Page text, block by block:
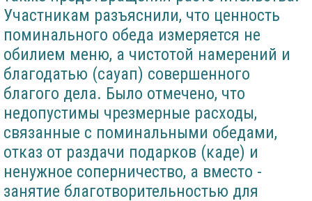
Участникам разъяснили, что ценность
поминального обеда измеряется не
обилием меню, а чистотой намерений и
благодатью (сауап) совершенного
благого дела. Было отмечено, что
недопустимы чрезмерные расходы,
связанные с поминальными обедами,
отказ от раздачи подарков (каде) и
ненужное соперничество, а вместо -
занятие благотворительностью для